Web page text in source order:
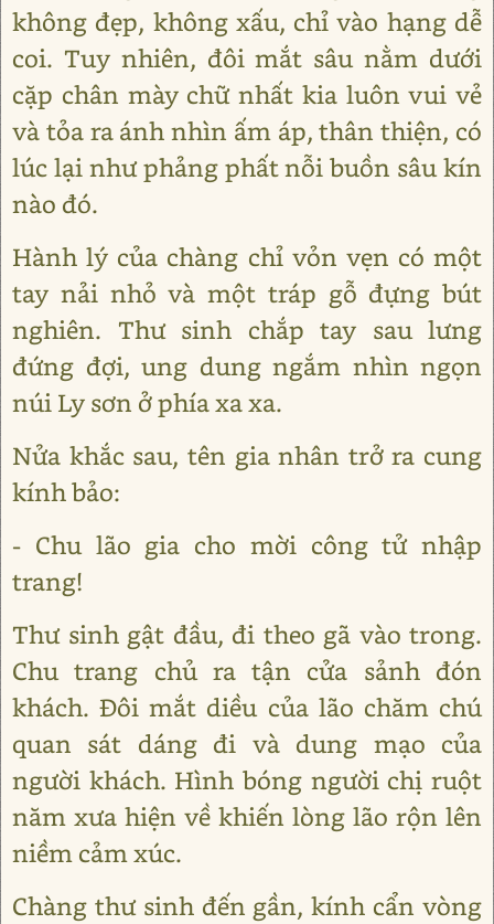
không đẹp, không xấu, chỉ vào hạng dễ
coi. Tuy nhiên, đôi mắt sâu nằm dưới
cặp chân mày chữ nhất kia luôn vui vẻ
và tỏa ra ánh nhìn ấm áp, thân thiện, có
lúc lại như phảng phất nỗi buồn sâu kín
nào đó.
Hành lý của chàng chỉ vỏn vẹn có một
tay nải nhỏ và một tráp gỗ đựng bút
nghiên. Thư sinh chắp tay sau lưng
đứng đợi, ung dung ngắm nhìn ngọn
núi Ly sơn ở phía xa xa.
Nửa khắc sau, tên gia nhân trở ra cung
kính bảo:
- Chu lão gia cho mời công tử nhập
trang!
Thư sinh gật đầu, đi theo gã vào trong.
Chu trang chủ ra tận cửa sảnh đón
khách. Đôi mắt diều của lão chăm chú
quan sát dáng đi và dung mạo của
người khách. Hình bóng người chị ruột
năm xưa hiện về khiến lòng lão rộn lên
niềm cảm xúc.
Chàng thư sinh đến gần, kính cẩn vòng